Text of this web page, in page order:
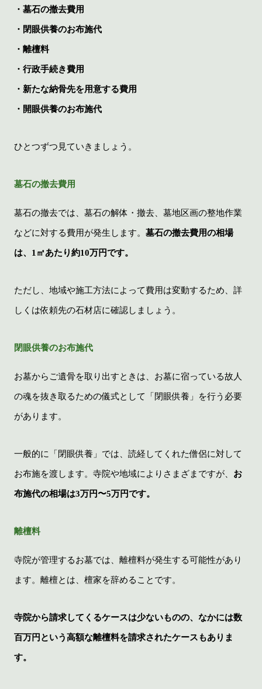
・墓石の撤去費用
・閉眼供養のお布施代
・離檀料
・行政手続き費用
・新たな納骨先を用意する費用
・開眼供養のお布施代
ひとつずつ見ていきましょう。
墓石の撤去費用
墓石の撤去では、墓石の解体・撤去、墓地区画の整地作業
などに対する費用が発生します。 墓石の撤去費用の相場
は、1㎡あたり約10万円です。
ただし、地域や施工方法によって費用は変動するため、詳
しくは依頼先の石材店に確認しましょう。
閉眼供養のお布施代
お墓からご遺骨を取り出すときは、お墓に宿っている故人
の魂を抜き取るための儀式として「閉眼供養」を行う必要
があります。
一般的に「閉眼供養」では、読経してくれた僧侶に対して
お布施を渡します。寺院や地域によりさまざまですが、 お
布施代の相場は3万円〜5万円です。
離檀料
寺院が管理するお墓では、離檀料が発生する可能性があり
ます。離檀とは、檀家を辞めることです。
寺院から請求してくるケースは少ないものの、なかには数
百万円という高額な離檀料を請求されたケースもありま
す。